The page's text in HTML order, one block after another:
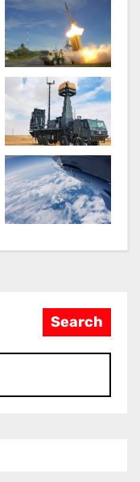
Search